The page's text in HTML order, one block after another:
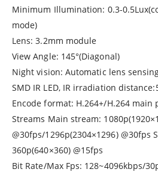
Minimum Illumination: 0.3-
mode)
Lens: 3.2mm module
View Angle: 145°(Diagonal)
Night vision: Automatic lens
SMD IR LED, IR irradiation
Encode format: H.264+/H.264 main
Streams Main stream:
@30fps/1296p(2304×1296) @30fps
360p(640×360) @15fps
Bit Rate/Max Fps: 128~4096kbps/